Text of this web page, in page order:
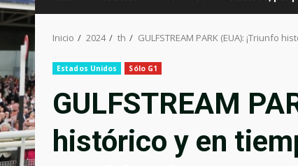
Inicio 2024 th GULFSTREAM PARK (EUA): ¡Triunfo
Estados Unidos Sólo G1
GULFSTREAM
histórico y en